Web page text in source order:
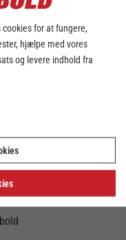
HK
Håndbold
Falster
Håndbold
for at fungere,
hjælpe med vores
og levere indhold fra